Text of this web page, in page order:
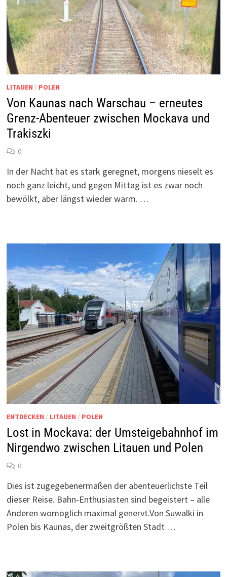
LITAUEN / POLEN
Von Kaunas nach Warschau – erneutes
Grenz-Abenteuer zwischen Mockava und
Trakiszki
0
In der Nacht hat es stark geregnet, morgens nieselt es
noch ganz leicht, und gegen Mittag ist es zwar noch
bewölkt, aber längst wieder warm. …
ENTDECKEN / LITAUEN / POLEN
Lost in Mockava: der Umsteigebahnhof im
Nirgendwo zwischen Litauen und Polen
0
Dies ist zugegebenermaßen der abenteuerlichste Teil
dieser Reise. Bahn-Enthusiasten sind begeistert – alle
Anderen womöglich maximal genervt.Von Suwalki in
Polen bis Kaunas, der zweitgrößten Stadt …